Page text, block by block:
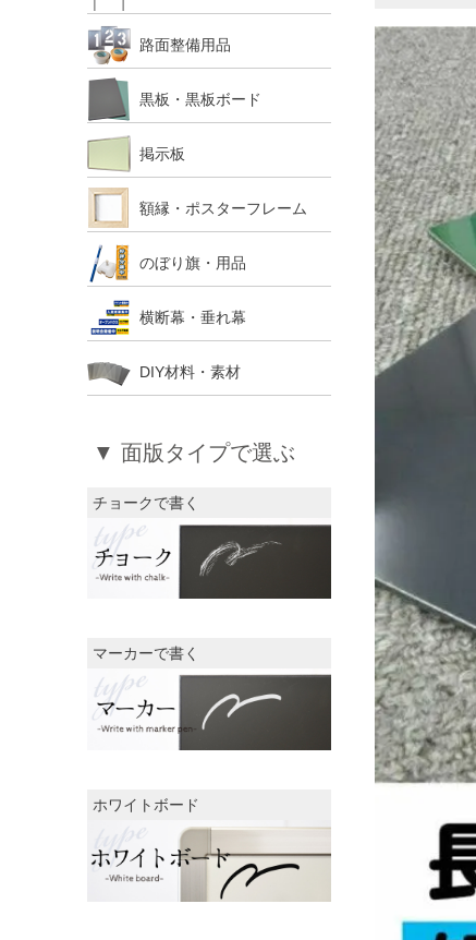
路面整備用品
黒板・黒板ボード
掲示板
額縁・ポスターフレーム
のぼり旗・用品
横断幕・垂れ幕
DIY材料・素材
▼ 面版タイプで選ぶ
チョークで書く
マーカーで書く
ホワイトボード